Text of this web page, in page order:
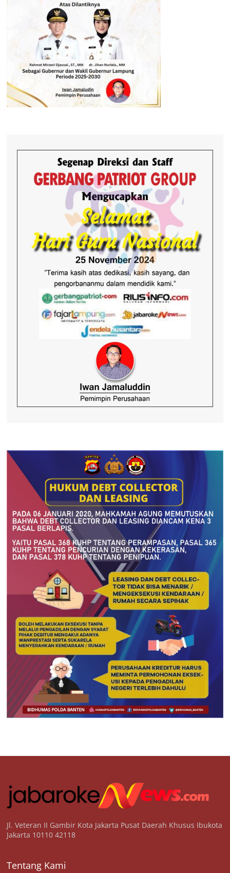
Jl. Veteran II Gambir Kota Jakarta Pusat Daerah Khusus Ibukota
Jakarta 10110 42118
Tentang Kami